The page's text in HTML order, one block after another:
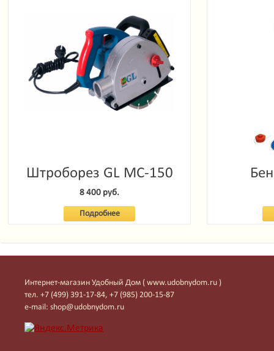
Штроборез GL MC-150
8 400 руб.
Подробнее
Интернет-магазин Удобный Дом ( www.udobnydom.ru )
тел. +7 (499) 391-17-84, +7 (985) 200-15-87
e-mail: shop@udobnydom.ru